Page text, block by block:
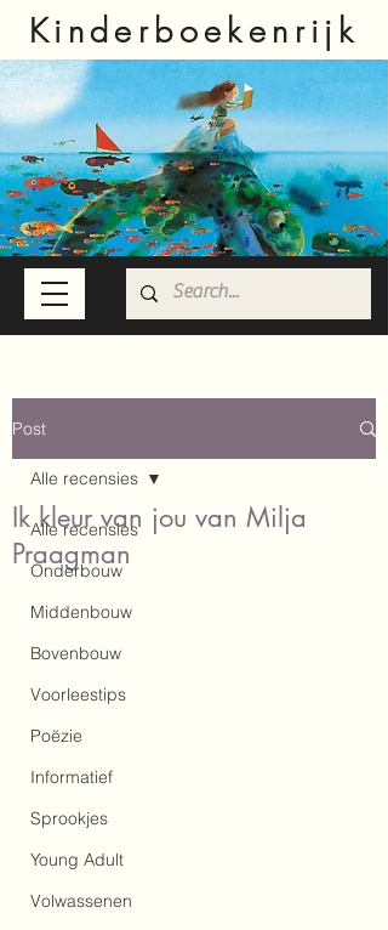
Kinderboekenrijk
Post
Alle recensies
Onderbouw
Middenbouw
Bovenbouw
Voorleestips
Poëzie
Informatief
Sprookjes
Young Adult
Volwassenen
Alle recensies
Ik kleur van jou van Milja
Praagman